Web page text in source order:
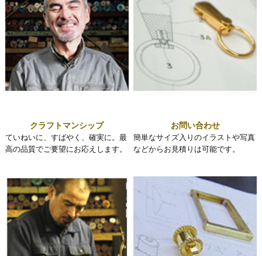
クラフトマンシップ
ていねいに、すばやく、確実に。最
高の品質でご要望にお応えします。
お問い合わせ
簡単なサイズ入りのイラストや写真
などからお見積りは可能です。